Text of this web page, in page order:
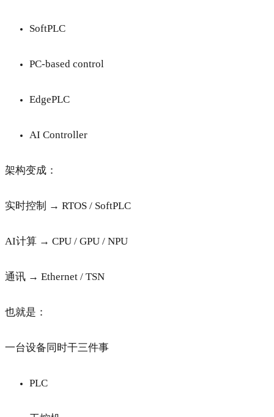
SoftPLC
PC-based control
EdgePLC
AI Controller
架构变成：
实时控制 → RTOS / SoftPLC
AI计算 → CPU / GPU / NPU
通讯 → Ethernet / TSN
也就是：
一台设备同时干三件事
PLC